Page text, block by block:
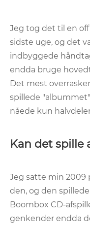
Jeg tog det til en
sidste uge, og det
indbyggede
endda bruge
Det mest
spillede
nåede kun
Kan det
Jeg satte min 2009
den, og den
Boombox CD-
genkender endda